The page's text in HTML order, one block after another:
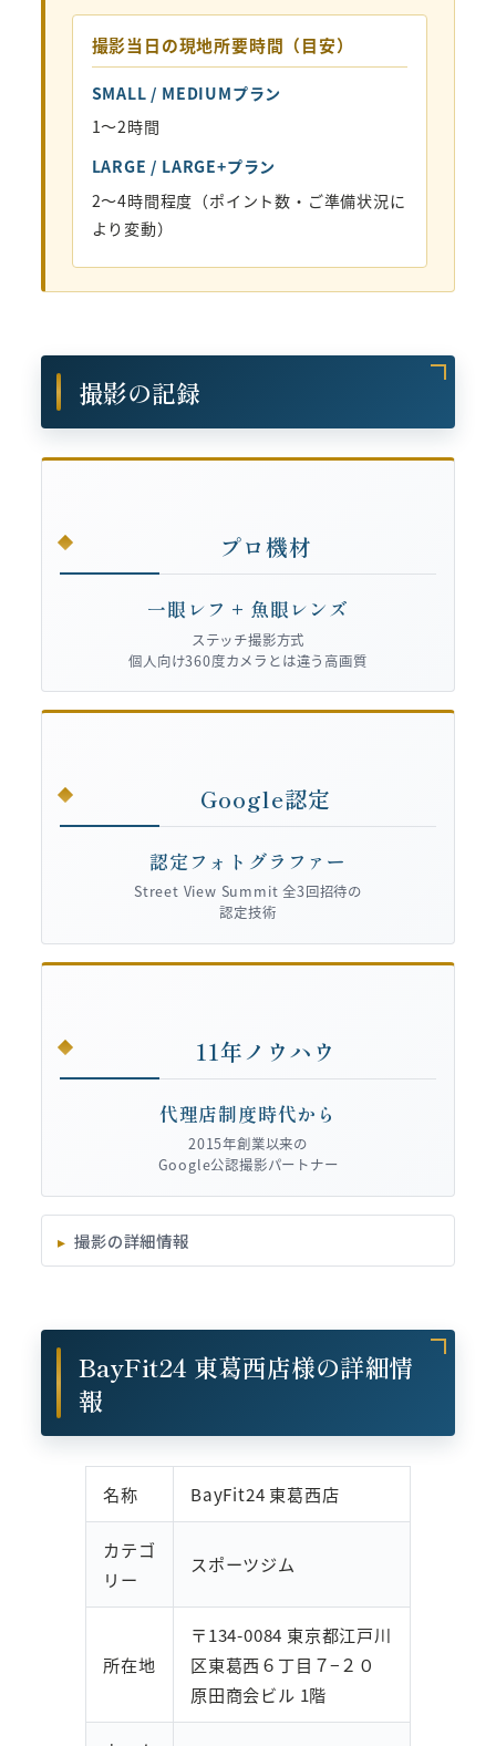
撮影当日の現地所要時間（目安）
SMALL / MEDIUMプラン
1〜2時間
LARGE / LARGE+プラン
2〜4時間程度（ポイント数・ご準備状況に
より変動）
撮影の記録
プロ機材
一眼レフ + 魚眼レンズ
ステッチ撮影方式
個人向け360度カメラとは違う高画質
Google認定
認定フォトグラファー
Street View Summit 全3回招待の
認定技術
11年ノウハウ
代理店制度時代から
2015年創業以来の
Google公認撮影パートナー
撮影の詳細情報
BayFit24 東葛西店様の詳細情
報
名称 BayFit24 東葛西店
カテゴ
リー
スポーツジム
所在地
〒134-0084 東京都江戸川
区東葛西６丁目７−２０
原田商会ビル 1階